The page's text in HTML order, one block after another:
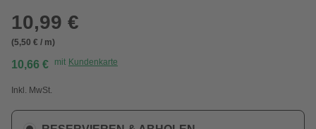
10,99 €
(5,50 € / m)
10,66 € mit Kundenkarte
Inkl. MwSt.